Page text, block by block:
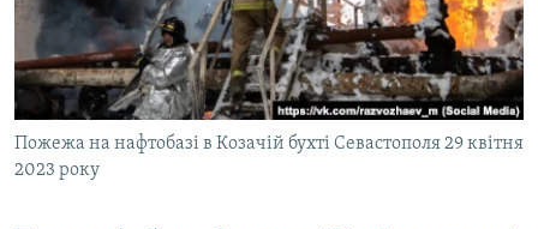
ВІДЕОУРОКИ «ELIFBE»
СВІДЧЕННЯ ОКУПАЦІЇ
УКРАЇНСЬКА ПРОБЛЕМА КРИМУ
ІНФОГРАФІКА
Русский
Qırımtatar
ДОЛУЧАЙСЯ!
Пожежа на нафтобазі в Козачій бухті Севастополя 29 квітня
2023 року